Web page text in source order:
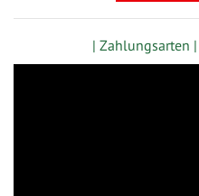
| Zahlungsarten |